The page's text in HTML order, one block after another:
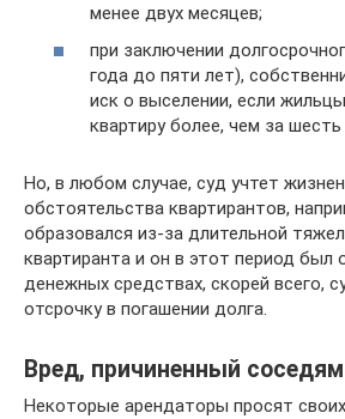
менее двух месяцев;
при заключении
года до пяти лет),
иск о выселении, если
квартиру более, чем за
Но, в любом случае, суд учтет
обстоятельства квартирантов,
образовался из-за длительной
квартиранта и он в этот период был
денежных средствах, скорей всего,
отсрочку в погашении долга.
Вред, причиненный соседям
Некоторые арендаторы просят